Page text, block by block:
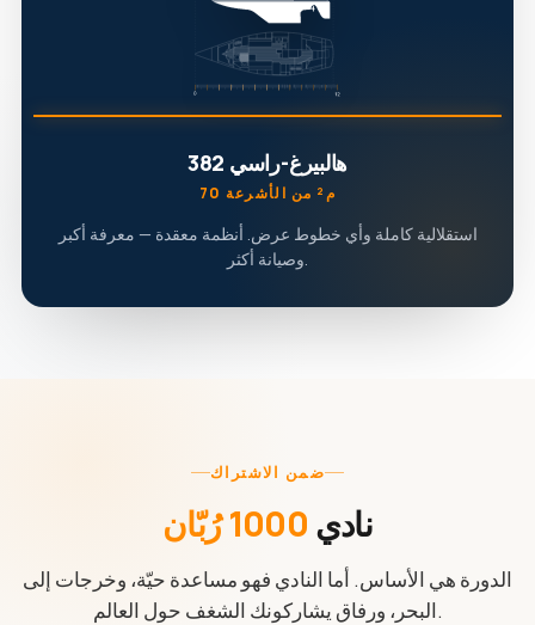
هالبيرغ-راسي 382
70 م² من الأشرعة
استقلالية كاملة وأي خطوط عرض. أنظمة معقدة — معرفة أكبر
وصيانة أكثر.
ضمن الاشتراك
نادي 1000 رُبّان
الدورة هي الأساس. أما النادي فهو مساعدة حيّة، وخرجات إلى
البحر، ورفاق يشاركونك الشغف حول العالم.